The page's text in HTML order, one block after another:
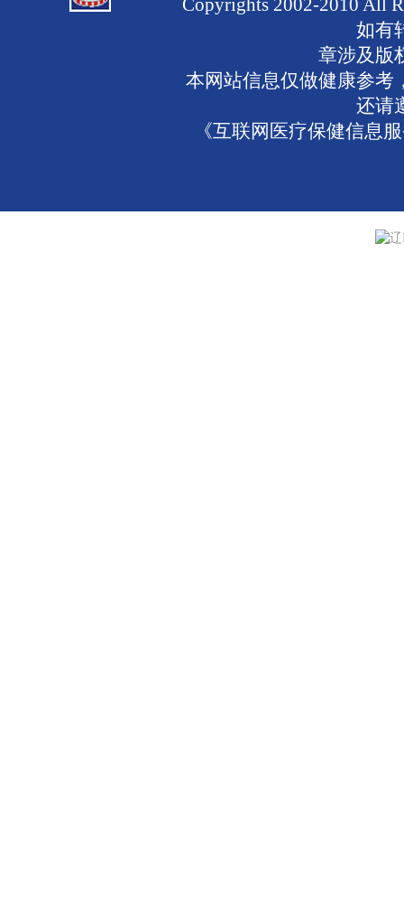
Copyrights 2002-2010 All
如有
章涉及版
本网站信息仅做健康参考
还请
《互联网医疗保健信息
辽